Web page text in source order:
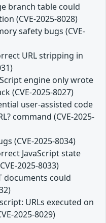
branch table could
(CVE-2025-8028)
safety bugs (CVE-
URL stripping in
engine only wrote
(CVE-2025-8027)
user-assisted code
command (CVE-2025-
(CVE-2025-8034)
JavaScript state
2025-8033)
documents could
URLs executed on
2025-8029)